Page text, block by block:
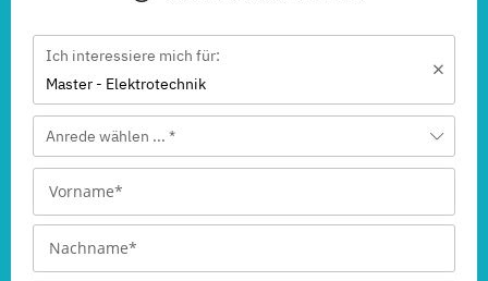
Ich interessiere mich für:
Master - Elektrotechnik
Anrede wählen ... *